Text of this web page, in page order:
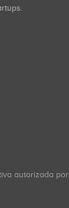
autorizada